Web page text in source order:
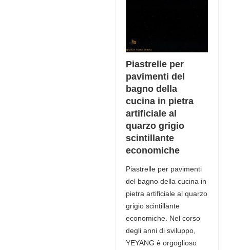
Piastrelle per
pavimenti del
bagno della
cucina in pietra
artificiale al
quarzo grigio
scintillante
economiche
Piastrelle per pavimenti
del bagno della cucina in
pietra artificiale al quarzo
grigio scintillante
economiche. Nel corso
degli anni di sviluppo,
YEYANG è orgoglioso